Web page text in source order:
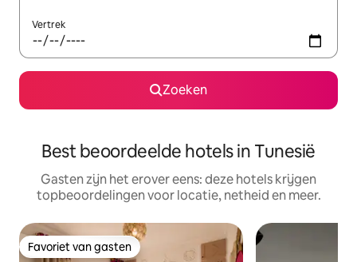
Vertrek
Zoeken
Best beoordeelde hotels in Tunesië
Gasten zijn het erover eens: deze hotels krijgen
topbeoordelingen voor locatie, netheid en meer.
Favoriet van gasten
Favoriet van gasten